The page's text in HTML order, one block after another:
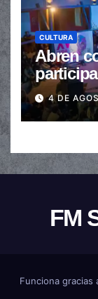
CULTURA
Abren
de Salta
4 DE
FM
Funciona gracias